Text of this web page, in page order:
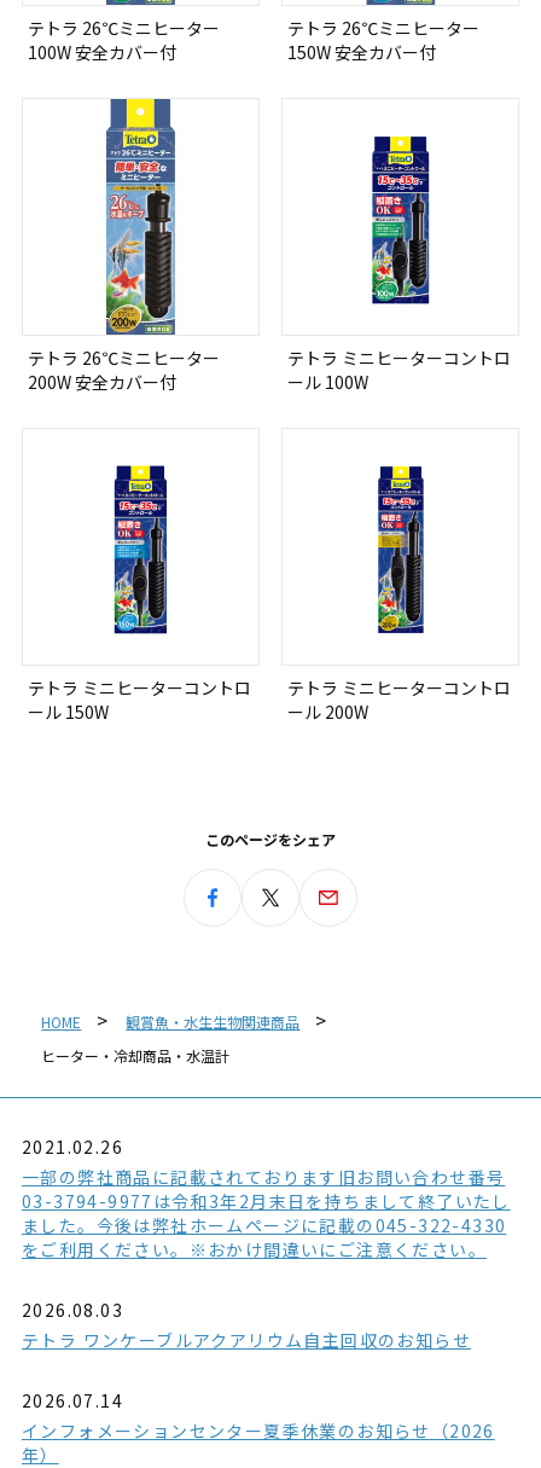
テトラ 26℃ミニヒーター
100W 安全カバー付
テトラ 26℃ミニヒーター
150W 安全カバー付
テトラ 26℃ミニヒーター
200W 安全カバー付
テトラ ミニヒーターコントロ
ール 100W
テトラ ミニヒーターコントロ
ール 150W
テトラ ミニヒーターコントロ
ール 200W
このページをシェア
HOME
観賞魚・水生生物関連商品
ヒーター・冷却商品・水温計
2021.02.26
一部の弊社商品に記載されております旧お問い合わせ番号
03-3794-9977は令和3年2月末日を持ちまして終了いたし
ました。今後は弊社ホームページに記載の045-322-4330
をご利用ください。※おかけ間違いにご注意ください。
2026.08.03
テトラ ワンケーブルアクアリウム自主回収のお知らせ
2026.07.14
インフォメーションセンター夏季休業のお知らせ（2026
年）